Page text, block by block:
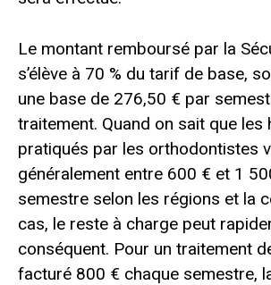
Le montant remboursé par la
s’élève à 70 % du tarif de base,
une base de 276,50 € par
traitement. Quand on sait que les
pratiqués par les orthodontistes
généralement entre 600 € et 1
semestre selon les régions et la
cas, le reste à charge peut
conséquent. Pour un traitement
facturé 800 € chaque semestre,